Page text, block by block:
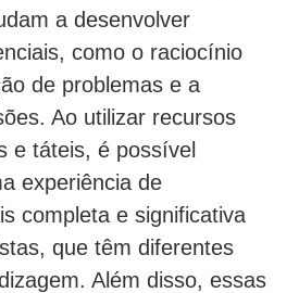
a desenvolver
como o raciocínio
de problemas e a
Ao utilizar recursos
e táteis, é possível
experiência de
completa e significativa
que têm diferentes
Além disso, essas